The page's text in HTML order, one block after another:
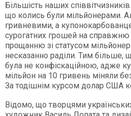
Більшість наших
що колись були мільйонерами.
гривневими, а
сурогатних грошей на справжню
прощанню зі статусом
несказанно раділи. Тим
була не конфіскаційною, адже
мільйон на 10 гривень міняли
За тодішнім курсом долар США
Відомо, що творцями